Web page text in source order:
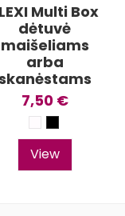
Multi Box
dėtuvė
maišeliams
arba
7,50 €
View